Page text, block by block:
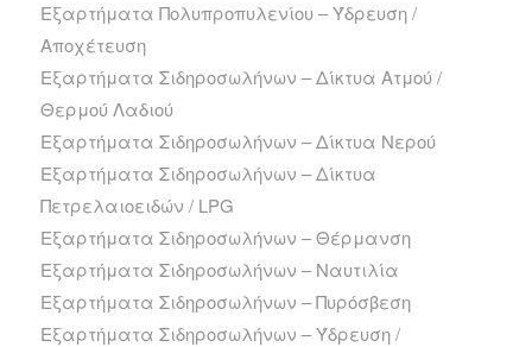
Εξαρτήματα Πολυπροπυλενίου – Ύδρευση /
Αποχέτευση
Εξαρτήματα Σιδηροσωλήνων – Δίκτυα Ατμού /
Θερμού Λαδιού
Εξαρτήματα Σιδηροσωλήνων – Δίκτυα Νερού
Εξαρτήματα Σιδηροσωλήνων – Δίκτυα
Πετρελαιοειδών / LPG
Εξαρτήματα Σιδηροσωλήνων – Θέρμανση
Εξαρτήματα Σιδηροσωλήνων – Ναυτιλία
Εξαρτήματα Σιδηροσωλήνων – Πυρόσβεση
Εξαρτήματα Σιδηροσωλήνων – Ύδρευση /